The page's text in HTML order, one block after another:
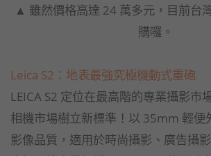
▲ 雖然價格高達 24 萬多元，目前台
購囉。
Leica S2 ：地表最強究極機動式重砲
LEICA S2 定位在最高階的專業攝影市
相機市場樹立新標準！以 35mm 輕便
影像品質，適用於時尚攝影、廣告攝